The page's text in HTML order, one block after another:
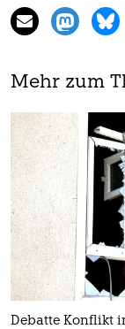
Mehr zum
Debatte Konflikt